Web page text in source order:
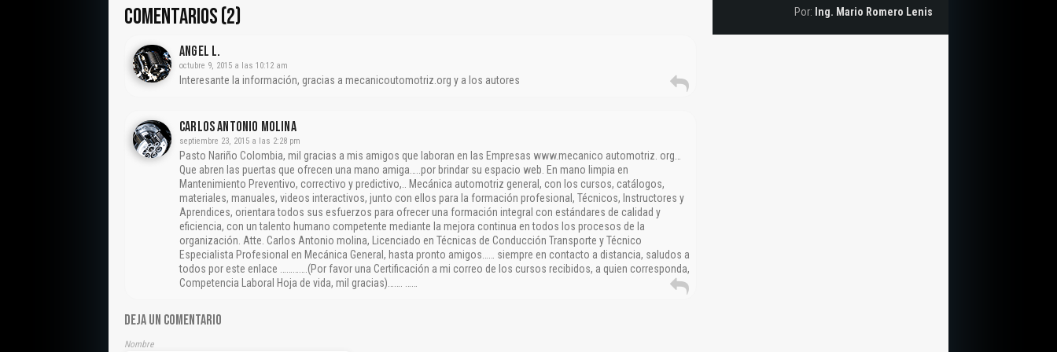
COMENTARIOS (2)
Angel L.
octubre 9, 2015 a las 10:12 am
Interesante la información, gracias a mecanicoutomotriz.org y a los autores
CARLOS ANTONIO MOLINA
septiembre 23, 2015 a las 2:28 pm
Pasto Nariño Colombia, mil gracias a mis amigos que laboran en las Empresas www.mecanico automotriz. org…
Que abren las puertas que ofrecen una mano amiga…..por brindar su espacio web. En mano limpia en
Mantenimiento Preventivo, correctivo y predictivo,.. Mecánica automotriz general, con los cursos, catálogos,
materiales, manuales, videos interactivos, junto con ellos para la formación profesional, Técnicos, Instructores y
Aprendices, orientara todos sus esfuerzos para ofrecer una formación integral con estándares de calidad y
eficiencia, con un talento humano competente mediante la mejora continua en todos los procesos de la
organización. Atte. Carlos Antonio molina, Licenciado en Técnicas de Conducción Transporte y Técnico
Especialista Profesional en Mecánica General, hasta pronto amigos…… siempre en contacto a distancia, saludos a
todos por este enlace ………….(Por favor una Certificación a mi correo de los cursos recibidos, a quien corresponda,
Competencia Laboral Hoja de vida, mil gracias)……. ……
DEJA UN COMENTARIO
Nombre
Por: Ing. Mario Romero Lenis